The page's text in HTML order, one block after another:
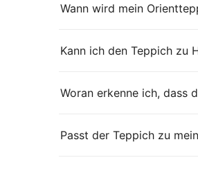
Wann wird mein
Kann ich den Teppich zu
Woran erkenne ich, dass
Passt der Teppich zu